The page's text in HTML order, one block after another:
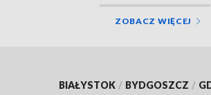
ZOBACZ WIĘCEJ
BIAŁYSTOK / BYDGOSZCZ /